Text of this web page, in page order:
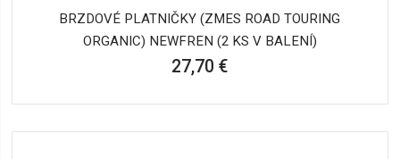
BRZDOVÉ PLATNIČKY (ZMES ROAD TOURING
ORGANIC) NEWFREN (2 KS V BALENÍ)
27,70 €